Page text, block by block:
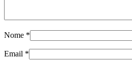
Nome *
Email *